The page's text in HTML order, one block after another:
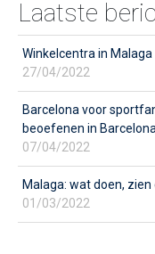
Laatste
Winkelcentra in Malaga
27/04/2022
Barcelona voor
beoefenen in Barcelona
07/04/2022
Malaga: wat doen,
01/03/2022